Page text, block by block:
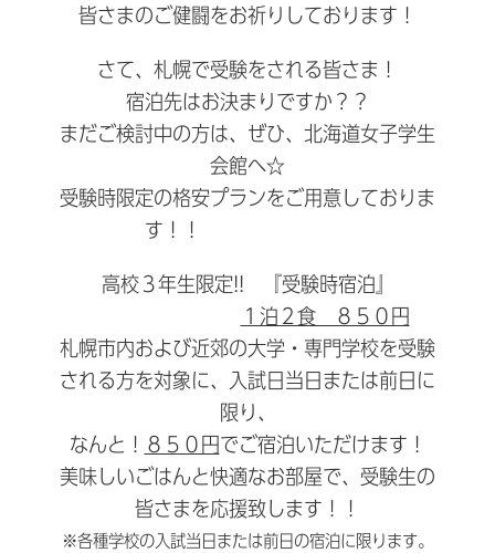
皆さまのご健闘をお祈りしております！
さて、札幌で受験をされる皆さま！
宿泊先はお決まりですか？？
まだご検討中の方は、ぜひ、北海道女子学生
会館へ☆
受験時限定の格安プランをご用意しておりま
す！！
高校３年生限定!! 『受験時宿泊』
１泊２食 ８５０円
札幌市内および近郊の大学・専門学校を受験
される方を対象に、入試日当日または前日に
限り、
なんと！ ８５０円でご宿泊いただけます！
美味しいごはんと快適なお部屋で、受験生の
皆さまを応援致します！！
※各種学校の入試当日または前日の宿泊に限ります。